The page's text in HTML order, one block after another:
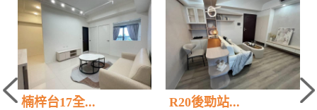
楠梓台17全... R20後勁站...